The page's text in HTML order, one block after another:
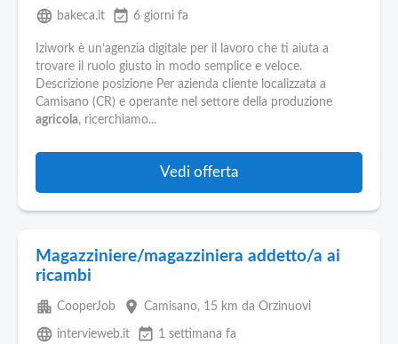
language bakeca.it event_available 6 giorni fa
Iziwork è un’agenzia digitale per il lavoro che ti aiuta a
trovare il ruolo giusto in modo semplice e veloce.
Descrizione posizione Per azienda cliente localizzata a
Camisano (CR) e operante nel settore della produzione
agricola, ricerchiamo...
Vedi offerta
Magazziniere/magazziniera addetto/a ai
ricambi
apartment CooperJob place Camisano, 15 km da Orzinuovi
language intervieweb.it event_available 1 settimana fa